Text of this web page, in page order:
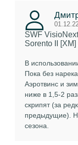
SWF
Sorento II
В
Пока без
Аэротвинс и
ниже в 1,5-2
скрипят (за
предыдущие).
сезона.